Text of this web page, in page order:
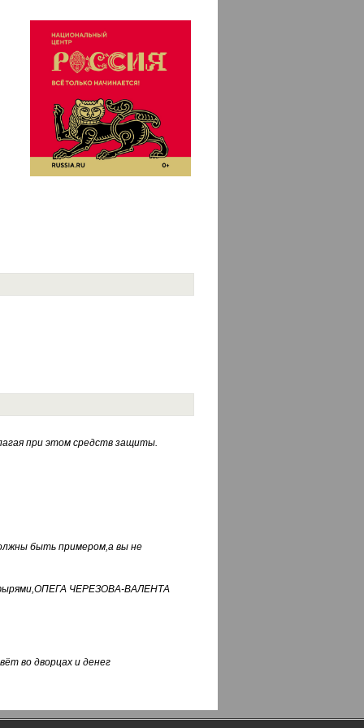
при этом средств защиты.
быть примером,а вы не
ЧЕРЕЗОВА-ВАЛЕНТА
во дворцах и денег